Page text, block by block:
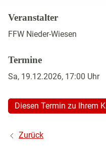
WIRTSCHAFT
Veranstalter
FFW Nieder-Wiesen
Termine
Sa, 19.12.2026, 17:00 Uhr
Diesen Termin zu Ihrem
Zurück